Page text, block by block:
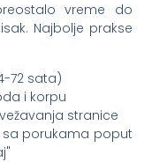
vreme do
Najbolje prakse
72 sata)
i korpu
stranice
sa porukama poput